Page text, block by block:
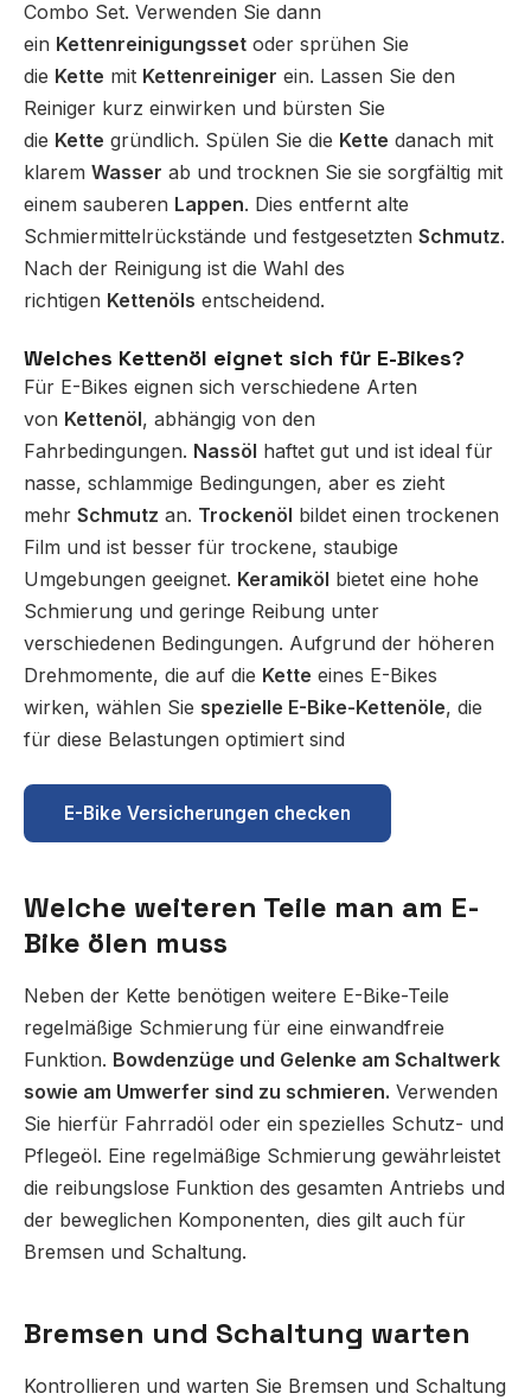
Combo Set. Verwenden Sie dann
ein Kettenreinigungsset oder sprühen Sie
die Kette mit Kettenreiniger ein. Lassen Sie den
Reiniger kurz einwirken und bürsten Sie
die Kette gründlich. Spülen Sie die Kette danach mit
klarem Wasser ab und trocknen Sie sie sorgfältig mit
einem sauberen Lappen. Dies entfernt alte
Schmiermittelrückstände und festgesetzten Schmutz.
Nach der Reinigung ist die Wahl des
richtigen Kettenöls entscheidend.
Welches Kettenöl eignet sich für E-Bikes?
Für E-Bikes eignen sich verschiedene Arten
von Kettenöl, abhängig von den
Fahrbedingungen. Nassöl haftet gut und ist ideal für
nasse, schlammige Bedingungen, aber es zieht
mehr Schmutz an. Trockenöl bildet einen trockenen
Film und ist besser für trockene, staubige
Umgebungen geeignet. Keramiköl bietet eine hohe
Schmierung und geringe Reibung unter
verschiedenen Bedingungen. Aufgrund der höheren
Drehmomente, die auf die Kette eines E-Bikes
wirken, wählen Sie spezielle E-Bike-Kettenöle, die
für diese Belastungen optimiert sind
E-Bike Versicherungen checken
Welche weiteren Teile man am E-
Bike ölen muss
Neben der Kette benötigen weitere E-Bike-Teile
regelmäßige Schmierung für eine einwandfreie
Funktion. Bowdenzüge und Gelenke am Schaltwerk
sowie am Umwerfer sind zu schmieren. Verwenden
Sie hierfür Fahrradöl oder ein spezielles Schutz- und
Pflegeöl. Eine regelmäßige Schmierung gewährleistet
die reibungslose Funktion des gesamten Antriebs und
der beweglichen Komponenten, dies gilt auch für
Bremsen und Schaltung.
Bremsen und Schaltung warten
Kontrollieren und warten Sie Bremsen und Schaltung